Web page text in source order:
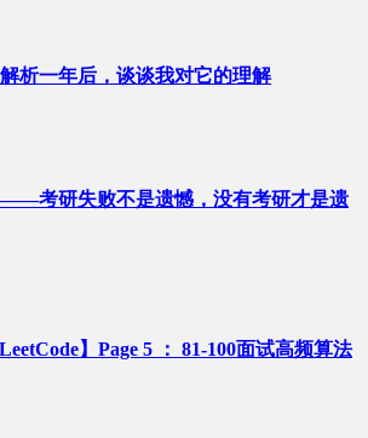
析一年后，谈谈我对它的理解
——考研失败不是遗憾，没有考研才是遗
】Page 5 ： 81-100面试高频算法